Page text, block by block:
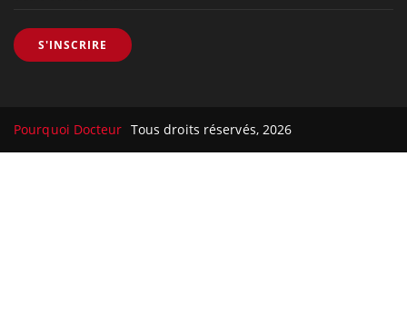
S'INSCRIRE
Pourquoi Docteur Tous droits réservés, 2026